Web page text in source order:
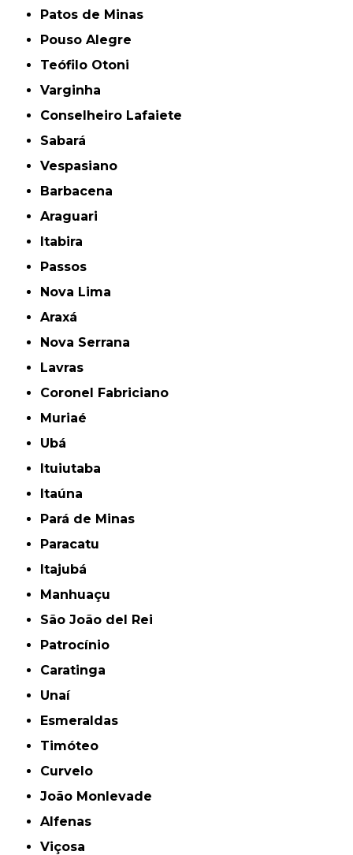
Patos de Minas
Pouso Alegre
Teófilo Otoni
Varginha
Conselheiro Lafaiete
Sabará
Vespasiano
Barbacena
Araguari
Itabira
Passos
Nova Lima
Araxá
Nova Serrana
Lavras
Coronel Fabriciano
Muriaé
Ubá
Ituiutaba
Itaúna
Pará de Minas
Paracatu
Itajubá
Manhuaçu
São João del Rei
Patrocínio
Caratinga
Unaí
Esmeraldas
Timóteo
Curvelo
João Monlevade
Alfenas
Viçosa